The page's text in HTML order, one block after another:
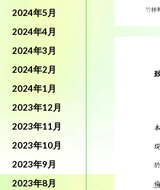
2024年5月
2024年4月
2024年3月
2024年2月
2024年1月
2023年12月
2023年11月
2023年10月
2023年9月
2023年8月